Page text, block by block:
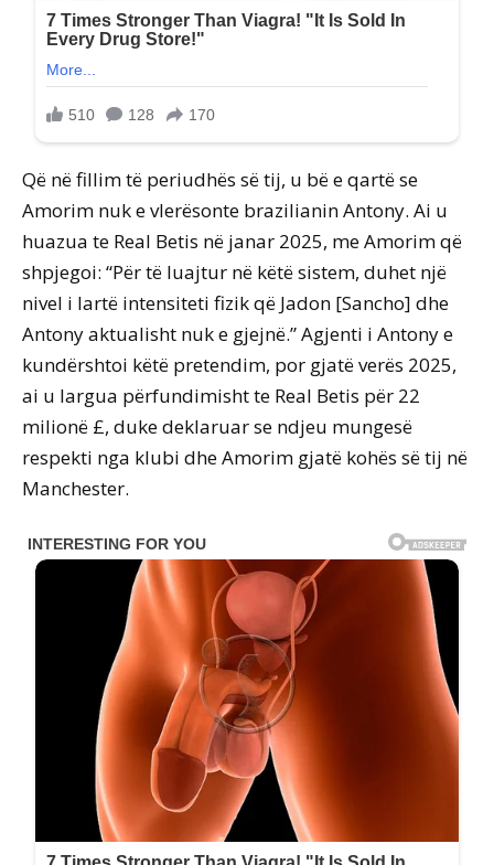
Që në fillim të periudhës së tij, u bë e qartë se
Amorim nuk e vlerësonte brazilianin Antony. Ai u
huazua te Real Betis në janar 2025, me Amorim që
shpjegoi: “Për të luajtur në këtë sistem, duhet një
nivel i lartë intensiteti fizik që Jadon [Sancho] dhe
Antony aktualisht nuk e gjejnë.” Agjenti i Antony e
kundërshtoi këtë pretendim, por gjatë verës 2025,
ai u largua përfundimisht te Real Betis për 22
milionë £, duke deklaruar se ndjeu mungesë
respekti nga klubi dhe Amorim gjatë kohës së tij në
Manchester.